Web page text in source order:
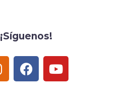
¡Síguenos!